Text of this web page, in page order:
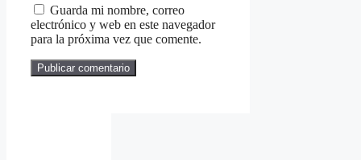
Guarda mi nombre, correo
electrónico y web en este navegador
para la próxima vez que comente.